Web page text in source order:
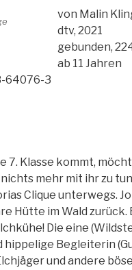
von Malin
dtv, 2021
gebunden,
ab 11 Jahren
64076-3
7. Klasse kommt,
mehr mit ihr zu
Clique unterwegs.
Hütte im Wald zurück.
Die eine
hippelige Begleiterin
und andere